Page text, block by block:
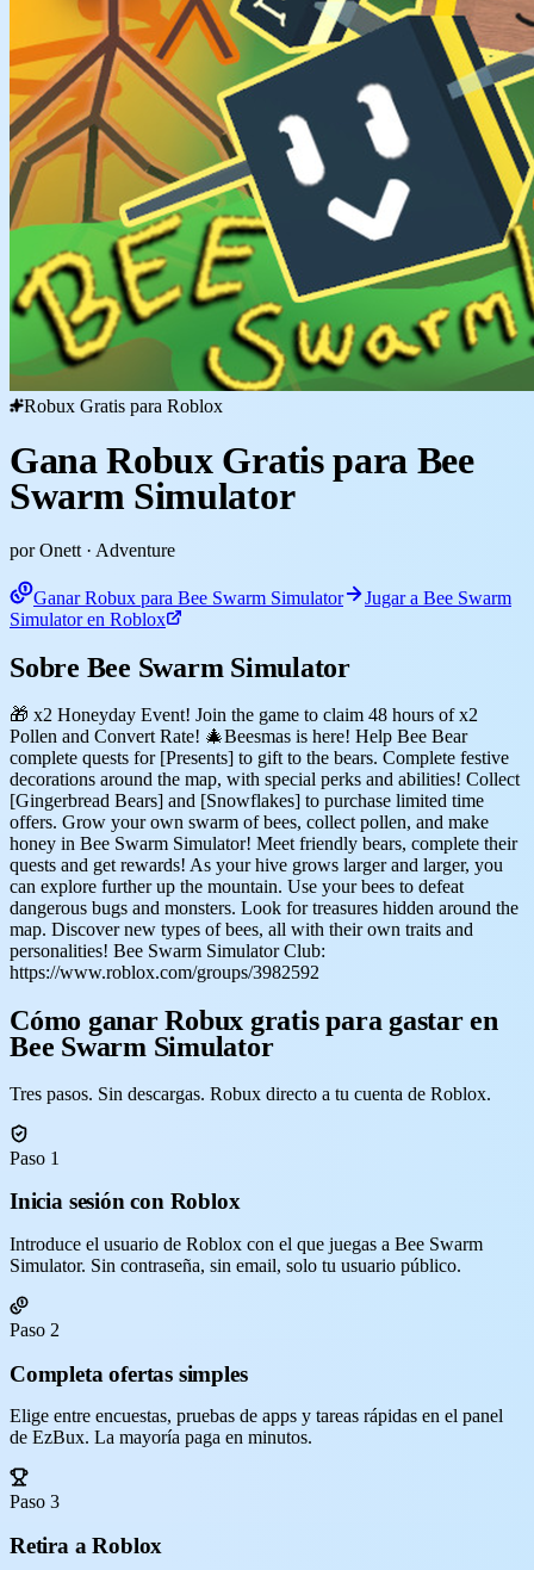
Robux Gratis para Roblox
Gana Robux Gratis para Bee
Swarm Simulator
por Onett · Adventure
Ganar Robux para Bee Swarm Simulator
Jugar a Bee Swarm
Simulator en Roblox
Sobre Bee Swarm Simulator
🎁 x2 Honeyday Event! Join the game to claim 48 hours of x2
Pollen and Convert Rate! 🎄Beesmas is here! Help Bee Bear
complete quests for [Presents] to gift to the bears. Complete festive
decorations around the map, with special perks and abilities! Collect
[Gingerbread Bears] and [Snowflakes] to purchase limited time
offers. Grow your own swarm of bees, collect pollen, and make
honey in Bee Swarm Simulator! Meet friendly bears, complete their
quests and get rewards! As your hive grows larger and larger, you
can explore further up the mountain. Use your bees to defeat
dangerous bugs and monsters. Look for treasures hidden around the
map. Discover new types of bees, all with their own traits and
personalities! Bee Swarm Simulator Club:
https://www.roblox.com/groups/3982592
Cómo ganar Robux gratis para gastar en
Bee Swarm Simulator
Tres pasos. Sin descargas. Robux directo a tu cuenta de Roblox.
Paso 1
Inicia sesión con Roblox
Introduce el usuario de Roblox con el que juegas a Bee Swarm
Simulator. Sin contraseña, sin email, solo tu usuario público.
Paso 2
Completa ofertas simples
Elige entre encuestas, pruebas de apps y tareas rápidas en el panel
de EzBux. La mayoría paga en minutos.
Paso 3
Retira a Roblox